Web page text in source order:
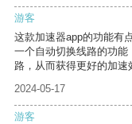
游客
这款加速器app的功能有
一个自动切换线路的功
路，从而获得更好的加速
2024-05-17
游客